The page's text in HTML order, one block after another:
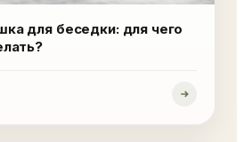
для беседки: для чего